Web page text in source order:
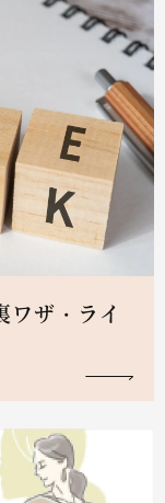
ワザ・ライ